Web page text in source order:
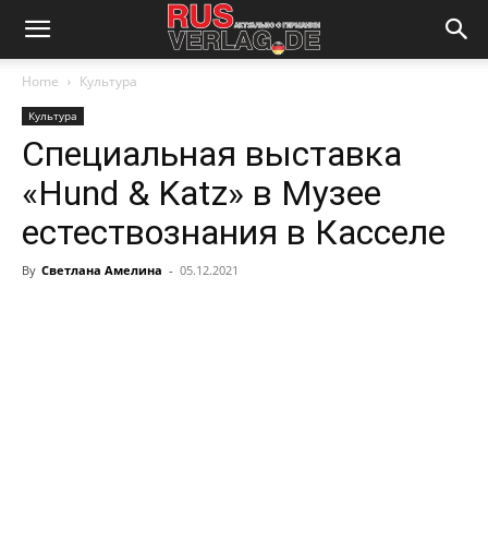
Home Культура
Культура
Специальная выставка
«Hund & Katz» в Музее
естествознания в Касселе
By Светлана Амелина - 05.12.2021